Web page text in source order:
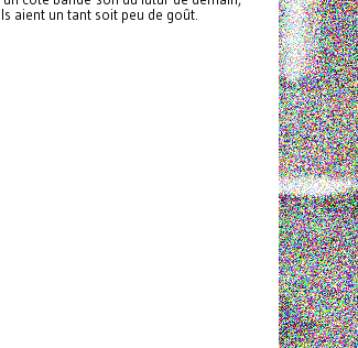
aient un tant soit peu de goût.